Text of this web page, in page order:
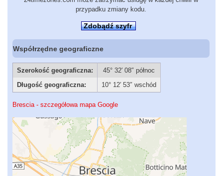
przypadku zmiany kodu.
Zdobądź szyfr
Współrzędne geograficzne
Szerokość geograficzna:
45° 32′ 08″ północ
Długość geograficzna:
10° 12′ 53″ wschód
Brescia - szczegółowa mapa Google